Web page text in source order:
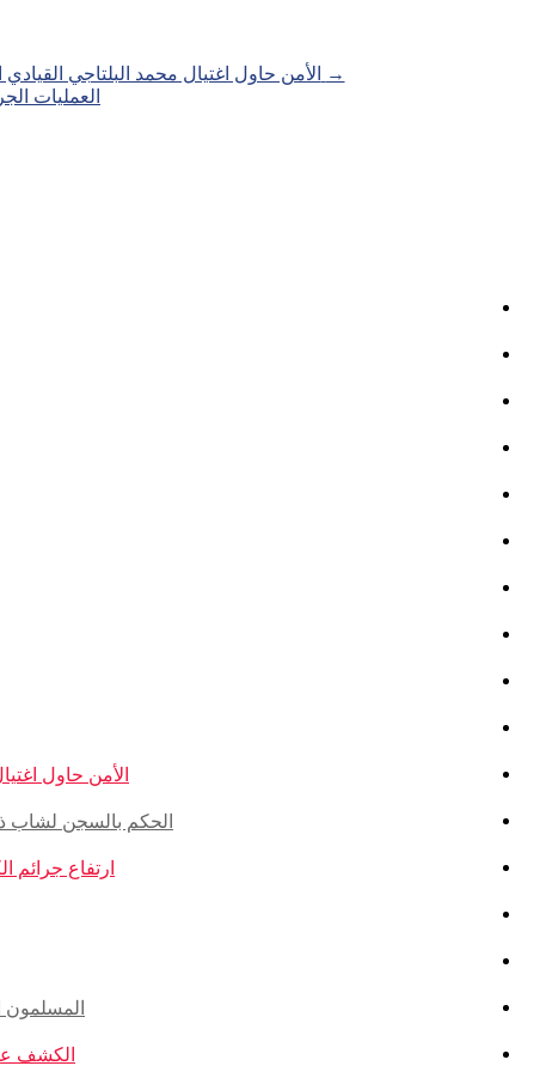
→ الأمن حاول اغتيال محمد البلتاجي القيادي
العمليات
الأمن حاول
الحكم بالسجن لشاب ذو
ارتفاع جرائم الكراهية ضد
المسلمون
الكشف عن